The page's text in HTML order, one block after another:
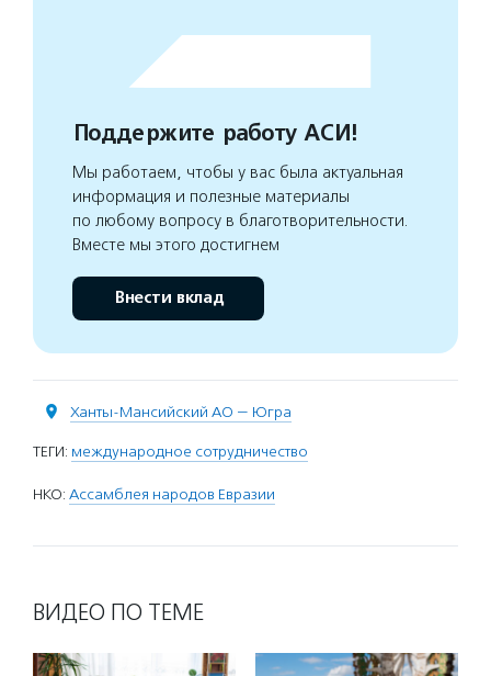
Поддержите работу АСИ!
Мы работаем, чтобы у вас была актуальная
информация и полезные материалы
по любому вопросу в благотворительности.
Вместе мы этого достигнем
Внести вклад
Ханты-Мансийский АО — Югра
ТЕГИ: международное сотрудничество
НКО: Ассамблея народов Евразии
ВИДЕО ПО ТЕМЕ